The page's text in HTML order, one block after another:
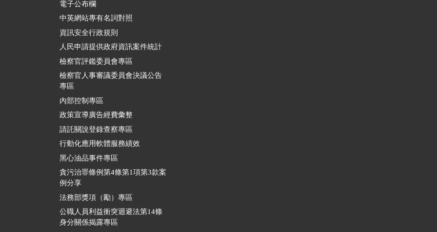
電子公布欄
中英網站專有名詞對照
資訊安全行政規則
人民申請提供政府資訊案件統計
檢察官評鑑委員會專區
檢察官人事審議委員會決議公告
專區
內部控制專區
政策宣導廣告經費彙整
請託關說登錄查察專區
行動化應用軟體服務績效
黑心油品事件專區
貪污治罪條例第4條第1項第3款案
例分享
法務部獎項（勵）專區
公職人員利益衝突迴避法第14條
身分關係揭露專區